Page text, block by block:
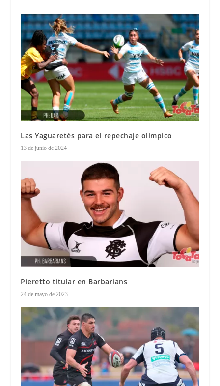
Las Yaguaretés para el repechaje olímpico
13 de junio de 2024
Pieretto titular en Barbarians
24 de mayo de 2023